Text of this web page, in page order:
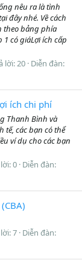
nêu ra là tình
đây nhé. Về cách
theo bảng phía
có giáLợi ích cấp
lời: 20 Diễn đàn:
ích chi phí
Thanh Bình và
tế, các bạn có thể
ví dụ cho các bạn
0 Diễn đàn:
7 Diễn đàn: